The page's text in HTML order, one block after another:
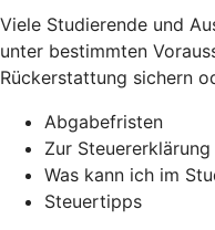
Viele Studierende und
unter bestimmten
Rückerstattung sichern
Abgabefristen
Zur
Was kann ich im
Steuertipps